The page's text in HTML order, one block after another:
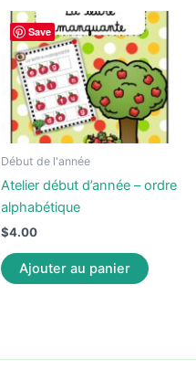
Save
Début de l'année
Atelier début d’année – ordre
alphabétique
$4.00
Ajouter au panier